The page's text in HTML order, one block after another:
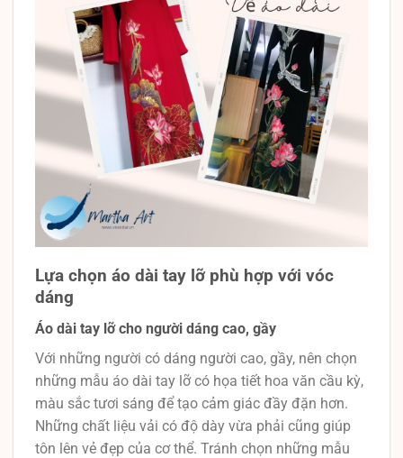
Lựa chọn áo dài tay lỡ phù hợp với vóc
dáng
Áo dài tay lỡ cho người dáng cao, gầy
Với những người có dáng người cao, gầy, nên chọn
những mẫu áo dài tay lỡ có họa tiết hoa văn cầu kỳ,
màu sắc tươi sáng để tạo cảm giác đầy đặn hơn.
Những chất liệu vải có độ dày vừa phải cũng giúp
tôn lên vẻ đẹp của cơ thể. Tránh chọn những mẫu